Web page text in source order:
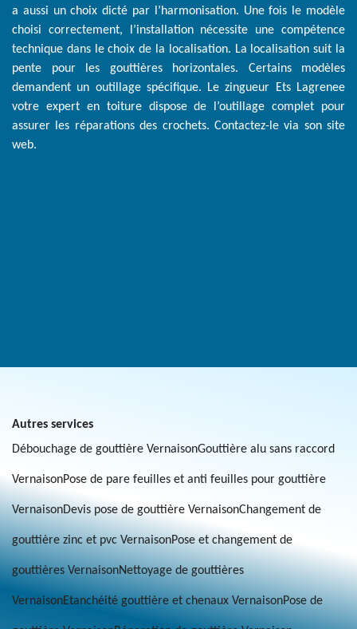
a aussi un choix dicté par l’harmonisation. Une fois le modèle
choisi correctement, l’installation nécessite une compétence
technique dans le choix de la localisation. La localisation suit la
pente pour les gouttières horizontales. Certains modèles
demandent un outillage spécifique. Le zingueur Ets Lagrenee
votre expert en toiture dispose de l’outillage complet pour
assurer les réparations des crochets. Contactez-le via son site
web.
Autres services
Débouchage de gouttière VernaisonGouttière alu sans raccord
VernaisonPose de pare feuilles et anti feuilles pour gouttière
VernaisonDevis pose de gouttière VernaisonChangement de
gouttière zinc et pvc VernaisonPose et changement de
gouttières VernaisonNettoyage de gouttières
VernaisonEtanchéité gouttière et chenaux VernaisonPose de